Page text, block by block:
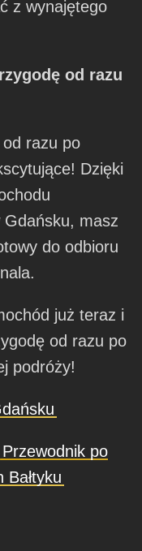
z wynajętego
od razu
razu po
Dzięki
masz
do odbioru
już teraz i
od razu po
podróży!
Przewodnik po